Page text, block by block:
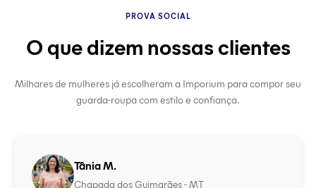
PROVA SOCIAL
O que dizem nossas clientes
Milhares de mulheres já escolheram a Imporium para compor seu
guarda-roupa com estilo e confiança.
Tânia M.
Chapada dos Guimarães - MT